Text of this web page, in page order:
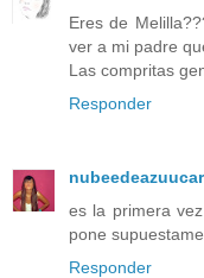
Eres de
ver a mi padre
Las compritas
Responder
nubeedeazuucar
es la primera
pone
Responder